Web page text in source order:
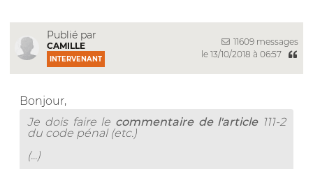
Publié par
CAMILLE
INTERVENANT
11609 messages
le 13/10/2018 à 06:57
Bonjour,
Je dois faire le commentaire de l'article111-2
du code pénal (etc.)
(...)